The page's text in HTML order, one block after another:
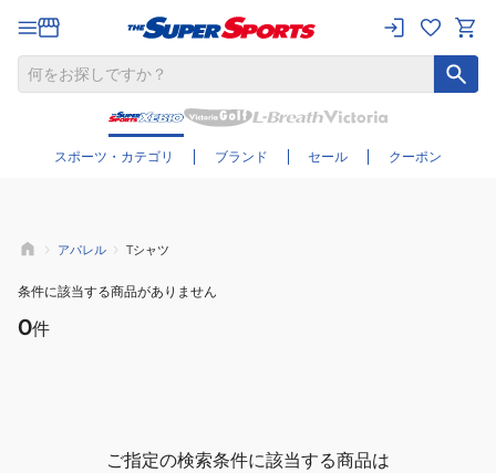
スポーツ・カテゴリ ブランド セール クーポン
さらに絞り込む
アパレル Tシャツ
条件に該当する商品がありません
0件
ご指定の検索条件に該当する商品は